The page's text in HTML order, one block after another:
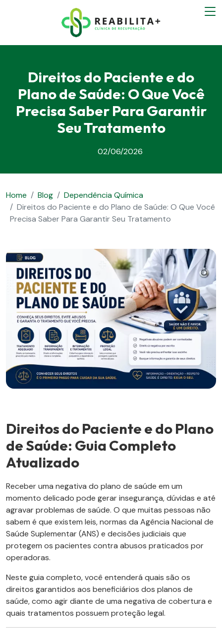
Direitos do Paciente e do
Plano de Saúde: O Que Você
Precisa Saber Para Garantir
Seu Tratamento
02/06/2026
Home Blog
Dependência Química
Direitos do Paciente e do Plano de Saúde: O Que Você
Precisa Saber Para Garantir Seu Tratamento
Direitos do Paciente e do Plano
de Saúde: Guia Completo
Atualizado
Receber uma negativa do plano de saúde em um
momento delicado pode gerar insegurança, dúvidas e até
agravar problemas de saúde. O que muitas pessoas não
sabem é que existem leis, normas da Agência Nacional de
Saúde Suplementar (ANS) e decisões judiciais que
protegem os pacientes contra abusos praticados por
operadoras.
Neste guia completo, você entenderá quais são os
direitos garantidos aos beneficiários dos planos de
saúde, como agir diante de uma negativa de cobertura e
quais tratamentos possuem proteção legal.